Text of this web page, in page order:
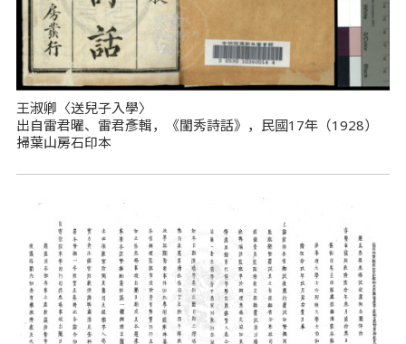
王淑卿〈送兒子入學〉
出自雷君曜、雷君彥輯，《閨秀詩話》，民國17年（1928）
掃葉山房石印本